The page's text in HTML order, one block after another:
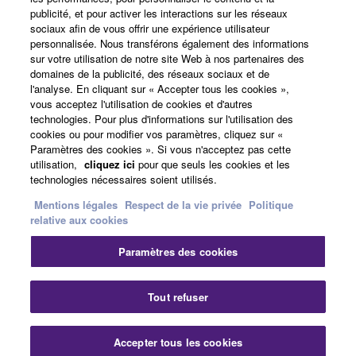
A propos de Yamaha
France - French
Professionnel
Nous contacterConditions d'utilisation
Respect de la vie privéePolitique relative aux cookies
Mentions légales
publicité, et pour activer les interactions sur les réseaux
sociaux afin de vous offrir une expérience utilisateur
personnalisée. Nous transférons également des informations
sur votre utilisation de notre site Web à nos partenaires des
domaines de la publicité, des réseaux sociaux et de
l'analyse. En cliquant sur « Accepter tous les cookies »,
vous acceptez l'utilisation de cookies et d'autres
technologies. Pour plus d'informations sur l'utilisation des
cookies ou pour modifier vos paramètres, cliquez sur «
Paramètres des cookies ». Si vous n'acceptez pas cette
utilisation, cliquez ici pour que seuls les cookies et les
technologies nécessaires soient utilisés.
Mentions légales Respect de la vie privée Politique
relative aux cookies
Paramètres des cookies
Tout refuser
Accepter tous les cookies